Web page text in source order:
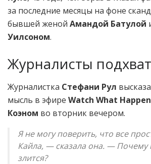
за последние месяцы на фоне
бывшей женой Амандой Батулой
Уилсоном.
Журналисты
Журналистка Стефани Рул
мысль в эфире Watch What
Коэном во вторник вечером.
Я не могу поверить, что все
Кайла, — сказала она. — Почему
злится?